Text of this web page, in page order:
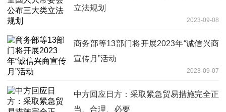
立法规划
2023-09-08
商务部等13部门将开展2023年“诚信兴商
宣传月”活动
2023-09-07
中方回应日方：采取紧急贸易措施完全正
当、合理、必要